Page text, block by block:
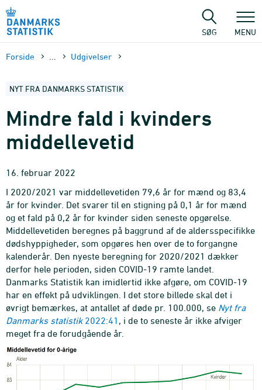
sidens
SØG MENU
Forside Udgivelser
NYT FRA DANMARKS STATISTIK
Mindre fald i kvinders
middellevetid
16. februar 2022
I 2020/2021 var middellevetiden 79,6 år for mænd og 83,4
år for kvinder. Det svarer til en stigning på 0,1 år for mænd
og et fald på 0,2 år for kvinder siden seneste opgørelse.
Middellevetiden beregnes på baggrund af de aldersspecifikke
dødshyppigheder, som opgøres hen over de to forgangne
kalenderår. Den nyeste beregning for 2020/2021 dækker
derfor hele perioden, siden COVID-19 ramte landet.
Danmarks Statistik kan imidlertid ikke afgøre, om COVID-19
har en effekt på udviklingen. I det store billede skal det i
øvrigt bemærkes, at antallet af døde pr. 100.000, se Nyt fra
Danmarks statistik2022:41 , i de to seneste år ikke afviger
meget fra de forudgående år.